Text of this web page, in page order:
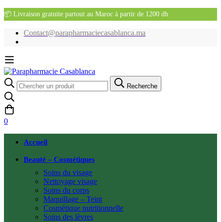
📦 Livraison gratuite partout au Maroc à partir de 1200 dh
Contact@parapharmaciecasablanca.ma
Recherche
pour:
Recherche
0
Accueil
Beauté – Cosmétiques
Soins du visage
Nettoyage visage
Soins du corps
Maquillage – Teint
Cosmétique nutritionnelle
Soins des lèvres